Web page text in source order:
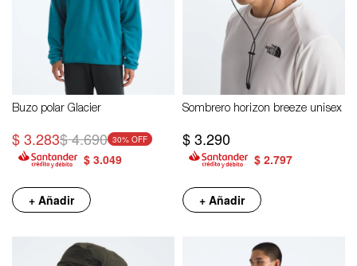
Buzo polar Glacier
$3.283$4.690 30
$ 3.049
+ Añadir
Sombrero horizon breeze unisex
$3.290
$ 2.797
+ Añadir